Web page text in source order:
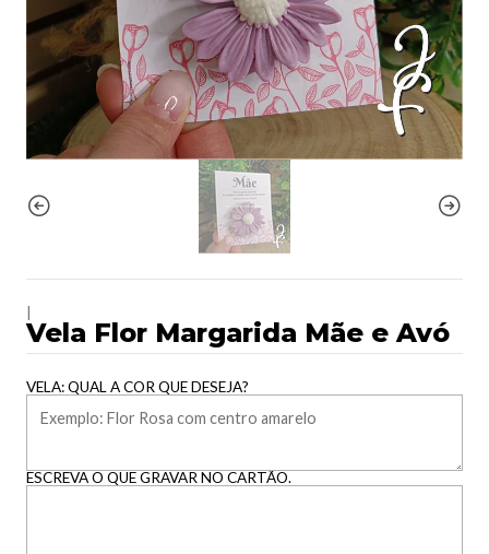
Vela Flor Margarida Mãe e Avó
VELA: QUAL A COR QUE DESEJA?
ESCREVA O QUE GRAVAR NO CARTÃO.